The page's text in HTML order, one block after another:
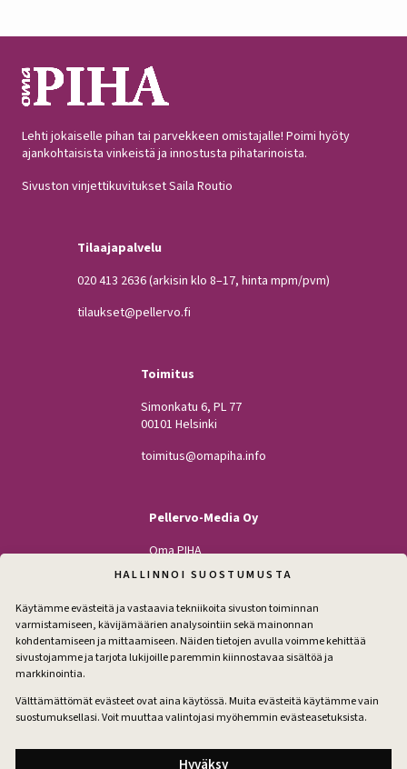
HALLINNOI SUOSTUMUSTA
Käytämme evästeitä ja vastaavia tekniikoita sivuston toiminnan
varmistamiseen, kävijämäärien analysointiin sekä mainonnan
kohdentamiseen ja mittaamiseen. Näiden tietojen avulla voimme kehittää
sivustojamme ja tarjota lukijoille paremmin kiinnostavaa sisältöä ja
markkinointia.
Välttämättömät evästeet ovat aina käytössä. Muita evästeitä käytämme vain
suostumuksellasi. Voit muuttaa valintojasi myöhemmin evästeasetuksista.
Lehti jokaiselle pihan tai parvekkeen omistajalle! Poimi hyöty
ajankohtaisista vinkeistä ja innostusta pihatarinoista.
Sivuston vinjettikuvitukset Saila Routio
Tilaajapalvelu
020 413 2636(arkisin klo 8–17, hinta mpm/pvm)
tilaukset@pellervo.fi
Toimitus
Simonkatu 6, PL 77
00101 Helsinki
toimitus@omapiha.info
Pellervo-Media Oy
Oma PIHA
Kodin Pellervo
Maatilan Pellervo
Facebook
Instagram